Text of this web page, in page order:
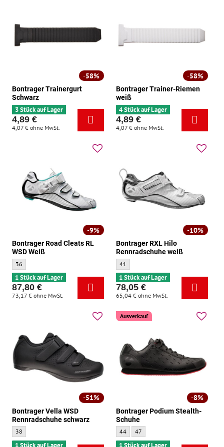
58%
Bontrager Trainergurt
Schwarz
3 Stück auf Lager
4,89 €
4,07 € ohne MwSt.
58%
Bontrager Trainer-Riemen
weiß
4 Stück auf Lager
4,89 €
4,07 € ohne MwSt.
9%
Bontrager Road Cleats RL
WSD Weiß
Bontrager Road Cleats RL WSD Weiß - Größe:
36
1 Stück auf Lager
87,80 €
73,17 € ohne MwSt.
10%
Bontrager RXL Hilo
Rennradschuhe weiß
Bontrager RXL Hilo Rennradschuhe weiß
41
1 Stück auf Lager
78,05 €
65,04 € ohne MwSt.
51%
Bontrager Vella WSD
Rennradschuhe schwarz
Bontrager Vella WSD Rennradschuhe schwarz - Größe:
38
1 Stück auf Lager
8%
Ausverkauf
Bontrager Podium Stealth-
Schuhe
Bontrager Podium Stealth-Schuhe -
44 Bontrager Podium Stealth-Schuhe -
47
1 Stück auf Lager